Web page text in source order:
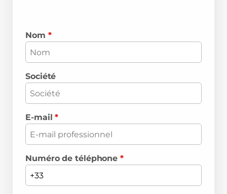
Nom *
Société
E-mail*
Numéro de téléphone *